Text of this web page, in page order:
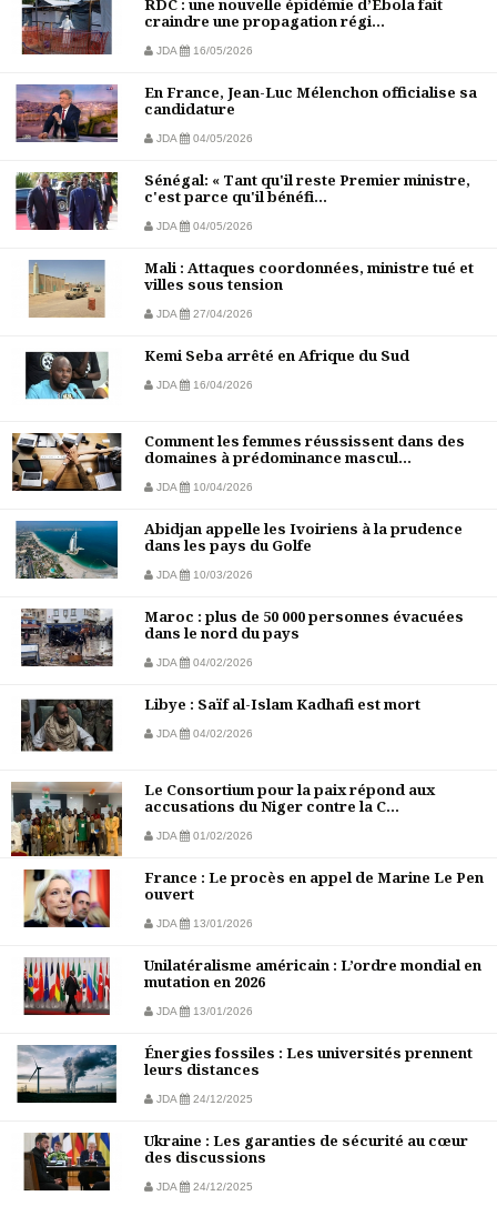
RDC : une nouvelle épidémie d’Ebola fait
craindre une propagation régi...
JDA 16/05/2026
En France, Jean-Luc Mélenchon officialise sa
candidature
JDA 04/05/2026
Sénégal: « Tant qu'il reste Premier ministre,
c'est parce qu'il bénéfi...
JDA 04/05/2026
Mali : Attaques coordonnées, ministre tué et
villes sous tension
JDA 27/04/2026
Kemi Seba arrêté en Afrique du Sud
JDA 16/04/2026
Comment les femmes réussissent dans des
domaines à prédominance mascul...
JDA 10/04/2026
Abidjan appelle les Ivoiriens à la prudence
dans les pays du Golfe
JDA 10/03/2026
Maroc : plus de 50 000 personnes évacuées
dans le nord du pays
JDA 04/02/2026
Libye : Saïf al-Islam Kadhafi est mort
JDA 04/02/2026
Le Consortium pour la paix répond aux
accusations du Niger contre la C...
JDA 01/02/2026
France : Le procès en appel de Marine Le Pen
ouvert
JDA 13/01/2026
Unilatéralisme américain : L’ordre mondial en
mutation en 2026
JDA 13/01/2026
Énergies fossiles : Les universités prennent
leurs distances
JDA 24/12/2025
Ukraine : Les garanties de sécurité au cœur
des discussions
JDA 24/12/2025